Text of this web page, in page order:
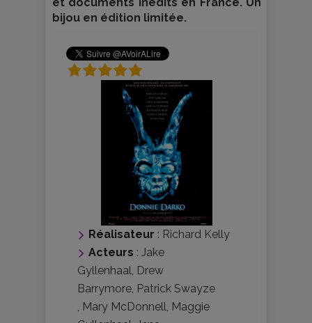
bijou en édition limitée.
Réalisateur : Richard Kelly
Acteurs : Jake
Gyllenhaal, Drew
Barrymore, Patrick Swayze
, Mary McDonnell, Maggie